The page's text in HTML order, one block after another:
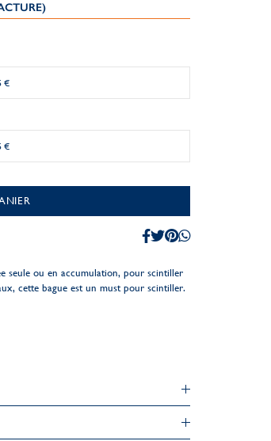
€
€
seule ou en accumulation, pour scintiller
cette bague est un must pour scintiller.